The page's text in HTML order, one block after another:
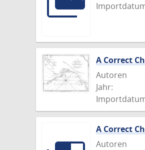
A Correct
Autoren
Jahr:
A Correct
Autoren